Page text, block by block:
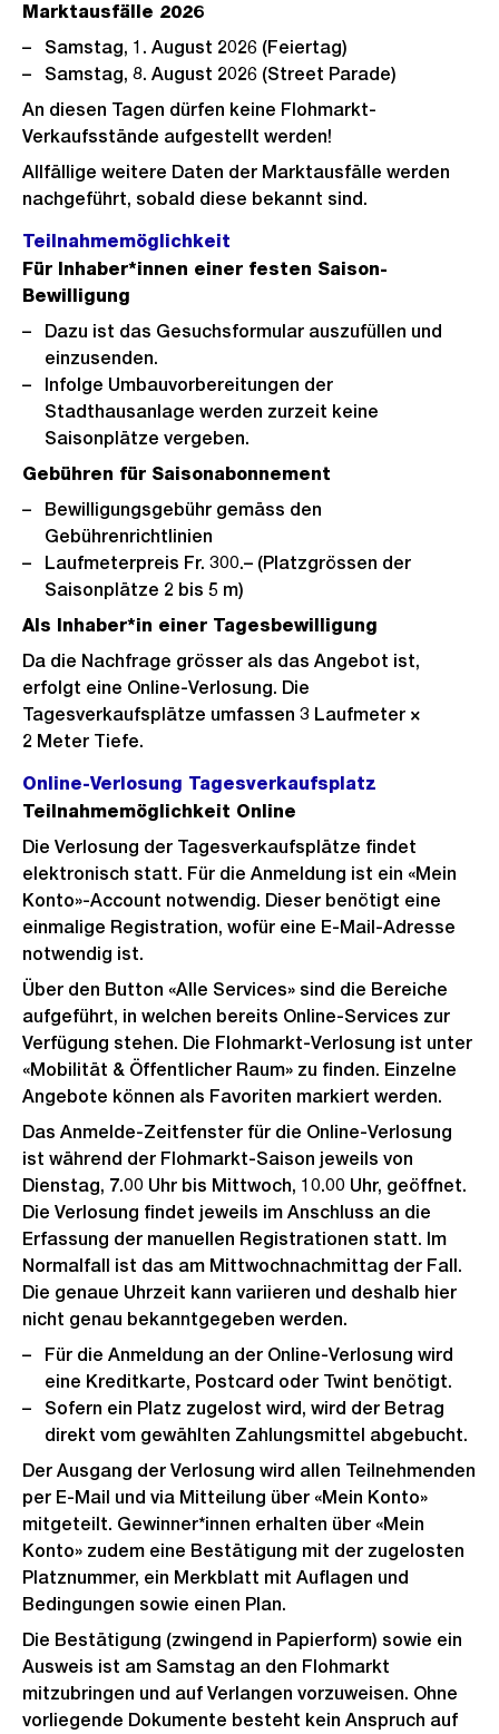
Marktausfälle 2026
Samstag, 1. August 2026 (Feiertag)
Samstag, 8. August 2026 (Street Parade)
An diesen Tagen dürfen keine Flohmarkt-
Verkaufsstände aufgestellt werden!
Allfällige weitere Daten der Marktausfälle werden
nachgeführt, sobald diese bekannt sind.
Teilnahmemöglichkeit
Für Inhaber*innen einer festen Saison-
Bewilligung
Dazu ist das Gesuchsformular auszufüllen und
einzusenden.
Infolge Umbauvorbereitungen der
Stadthausanlage werden zurzeit keine
Saisonplätze vergeben.
Gebühren für Saisonabonnement
Bewilligungsgebühr gemäss den
Gebührenrichtlinien
Laufmeterpreis Fr. 300.– (Platzgrössen der
Saisonplätze 2 bis 5 m)
Als Inhaber*in einer Tagesbewilligung
Da die Nachfrage grösser als das Angebot ist,
erfolgt eine Online-Verlosung. Die
Tagesverkaufsplätze umfassen 3 Laufmeter ×
2 Meter Tiefe.
Online-Verlosung Tagesverkaufsplatz
Teilnahmemöglichkeit Online
Die Verlosung der Tagesverkaufsplätze findet
elektronisch statt. Für die Anmeldung ist ein «Mein
Konto»-Account notwendig. Dieser benötigt eine
einmalige Registration, wofür eine E-Mail-Adresse
notwendig ist.
Über den Button «Alle Services» sind die Bereiche
aufgeführt, in welchen bereits Online-Services zur
Verfügung stehen. Die Flohmarkt-Verlosung ist unter
«Mobilität & Öffentlicher Raum» zu finden. Einzelne
Angebote können als Favoriten markiert werden.
Das Anmelde-Zeitfenster für die Online-Verlosung
ist während der Flohmarkt-Saison jeweils von
Dienstag, 7.00 Uhr bis Mittwoch, 10.00 Uhr, geöffnet.
Die Verlosung findet jeweils im Anschluss an die
Erfassung der manuellen Registrationen statt. Im
Normalfall ist das am Mittwochnachmittag der Fall.
Die genaue Uhrzeit kann variieren und deshalb hier
nicht genau bekanntgegeben werden.
Für die Anmeldung an der Online-Verlosung wird
eine Kreditkarte, Postcard oder Twint benötigt.
Sofern ein Platz zugelost wird, wird der Betrag
direkt vom gewählten Zahlungsmittel abgebucht.
Der Ausgang der Verlosung wird allen Teilnehmenden
per E-Mail und via Mitteilung über «Mein Konto»
mitgeteilt. Gewinner*innen erhalten über «Mein
Konto» zudem eine Bestätigung mit der zugelosten
Platznummer, ein Merkblatt mit Auflagen und
Bedingungen sowie einen Plan.
Die Bestätigung (zwingend in Papierform) sowie ein
Ausweis ist am Samstag an den Flohmarkt
mitzubringen und auf Verlangen vorzuweisen. Ohne
vorliegende Dokumente besteht kein Anspruch auf